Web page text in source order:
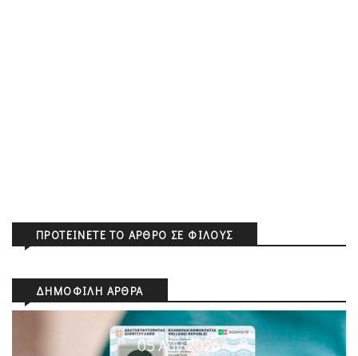
ΠΡΟΤΕΊΝΕΤΕ ΤΟ ΆΡΘΡΟ ΣΕ ΦΊΛΟΥΣ
ΔΗΜΟΦΙΛΉ ΆΡΘΡΑ
05 Αυγ 2026